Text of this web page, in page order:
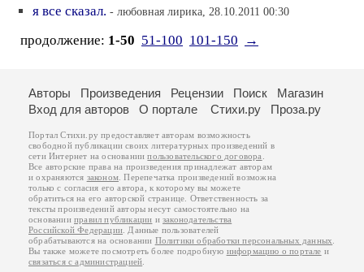
я все сказал. - любовная лирика, 28.10.2011 00:30
продолжение: 1-50 51-100 101-150 →
Авторы Произведения Рецензии Поиск
Магазин
Вход для авторов
О портале Стихи.ру Проза.ру
Портал Стихи.ру предоставляет авторам возможность
свободной публикации своих литературных произведений в
сети Интернет на основаниипользовательского договора.
Все авторские права на произведения принадлежат авторам
и охраняются законом. Перепечатка произведений возможна
только с согласия его автора, к которому вы можете
обратиться на его авторской странице. Ответственность за
тексты произведений авторы несут самостоятельно на
основанииправил публикации изаконодательства
Российской Федерации. Данные пользователей
обрабатываются на основании Политики обработки персональных данных.
Вы также можете посмотреть более подробную информацию о портале и
связаться с администрацией.